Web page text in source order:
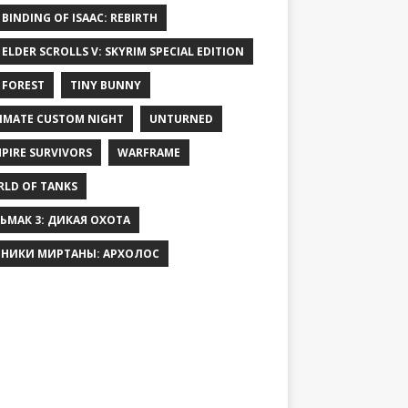
BINDING OF ISAAC: REBIRTH
SCROLLS V: SKYRIM SPECIAL EDITION
TINY BUNNY
CUSTOM NIGHT UNTURNED
SURVIVORS WARFRAME
OF TANKS
3: ДИКАЯ ОХОТА
МИРТАНЫ: АРХОЛОС